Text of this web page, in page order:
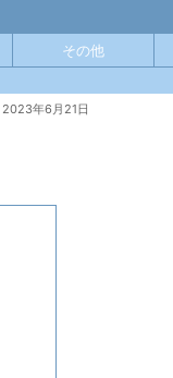
その他
2023年6月21日